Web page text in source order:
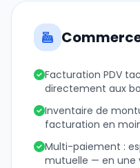
Facturation PDV
directement aux
Inventaire de
facturation en
Multi-paiement :
mutuelle — en une